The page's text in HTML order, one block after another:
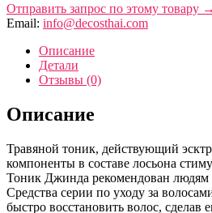
Отправить запрос по этому товару →
Email: info@decosthai.com
Описание
Детали
Отзывы (0)
Описание
Травяной тоник, действующий
компоненты в составе лосьона
Тоник Джинда рекомендован людям
Средства серии по уходу за
быстро восстановить волос, сделав